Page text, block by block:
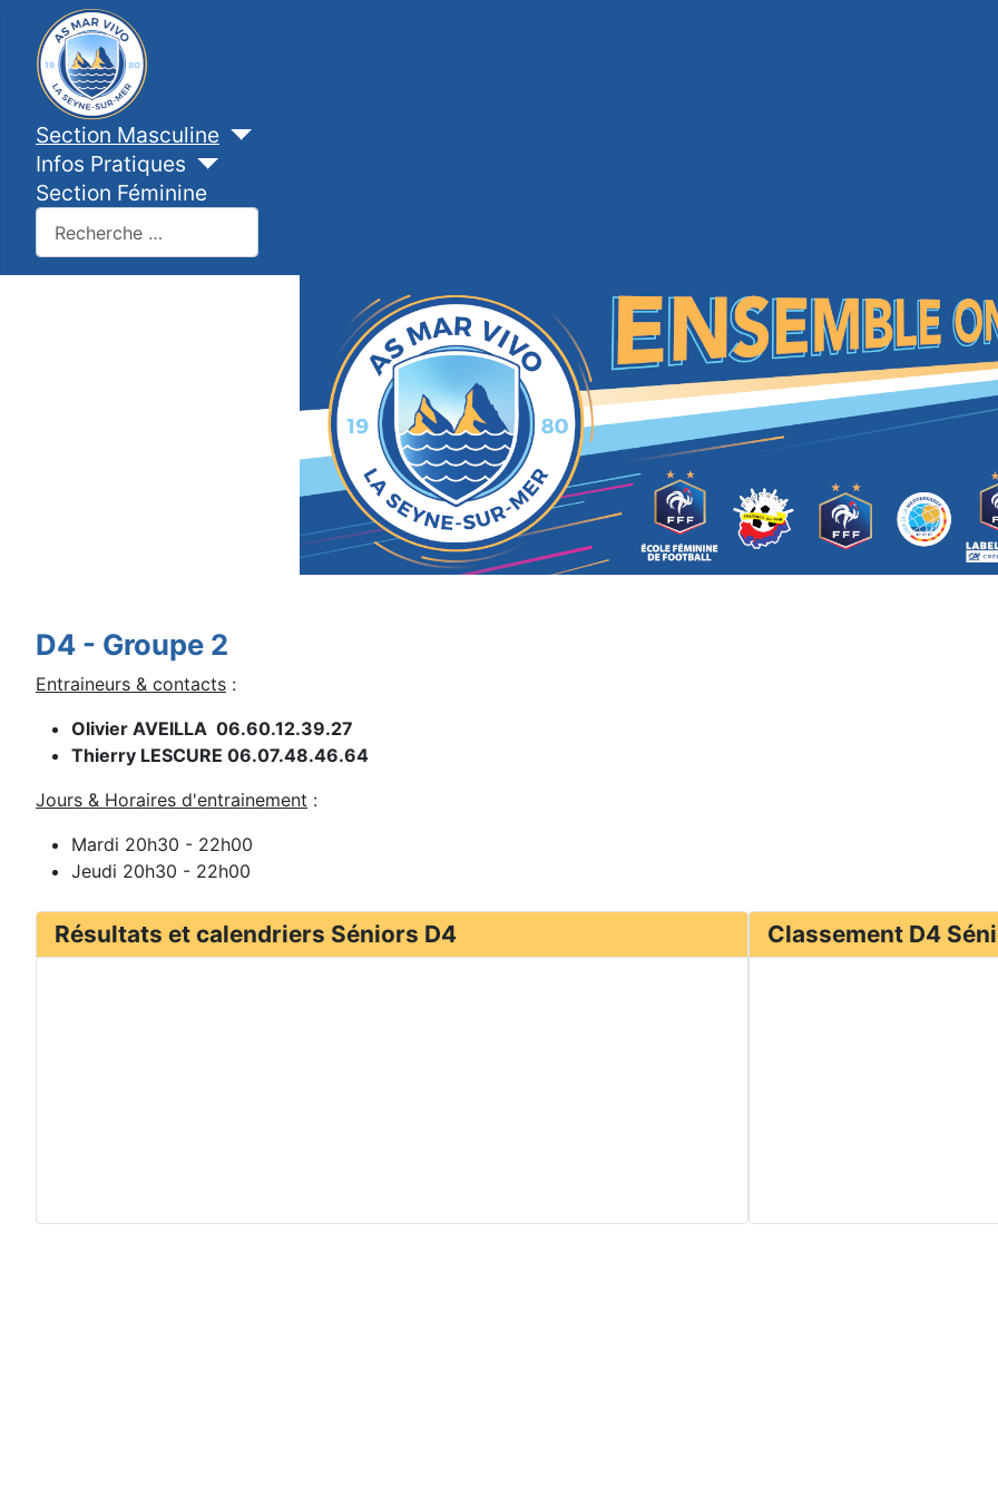
Section Masculine
Infos Pratiques
Section Féminine
Type 2 or more characters for results.
D4 - Groupe 2
Entraineurs & contacts :
Olivier AVEILLA 06.60.12.39.27
Thierry LESCURE 06.07.48.46.64
Jours & Horaires d'entrainement :
Mardi 20h30 - 22h00
Jeudi 20h30 - 22h00
Résultats et calendriers Séniors D4 Classement D4